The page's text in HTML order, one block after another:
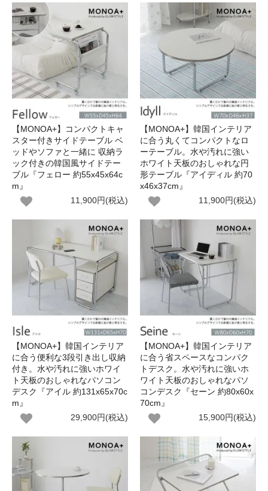
【MONOA+】コンパクトキャ
スター付きサイドテーブル ベ
ッドやソファと一緒に 収納ラ
ック付きの韓国風サイドテー
ブル『フェロー 約55x45x64c
m』
11,900円(税込)
【MONOA+】韓国インテリア
に合う丸くてコンパクトなロ
ーテーブル。水や汚れに強い
ホワイト天板のおしゃれな円
形テーブル『アイディル 約70
x46x37cm』
11,900円(税込)
【MONOA+】韓国インテリア
に合う便利な3段引き出し収納
付き。水や汚れに強いホワイ
ト天板のおしゃれなパソコン
デスク『アイル 約131x65x70c
m』
29,900円(税込)
【MONOA+】韓国インテリア
に合う省スペースなコンパク
トデスク。水や汚れに強いホ
ワイト天板のおしゃれなパソ
コンデスク『セーン 約80x60x
70cm』
15,900円(税込)